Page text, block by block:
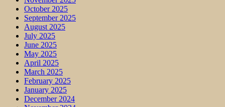
October 2025
September 2025
August 2025
July 2025
June 2025
May 2025
April 2025
March 2025
February 2025
January 2025
December 2024